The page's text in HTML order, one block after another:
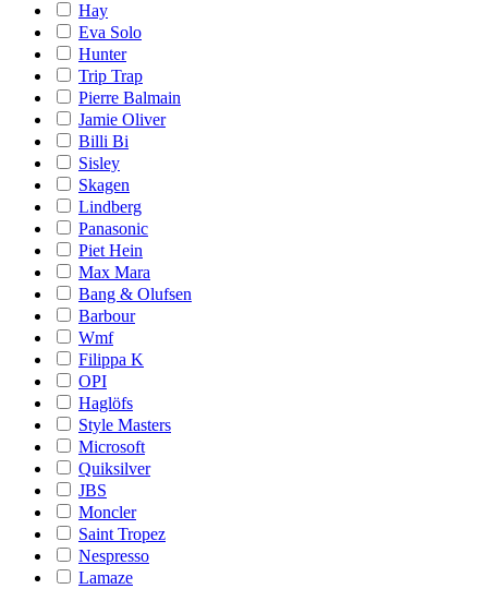
Hay
Eva Solo
Hunter
Trip Trap
Pierre Balmain
Jamie Oliver
Billi Bi
Sisley
Skagen
Lindberg
Panasonic
Piet Hein
Max Mara
Bang & Olufsen
Barbour
Wmf
Filippa K
OPI
Haglöfs
Style Masters
Microsoft
Quiksilver
JBS
Moncler
Saint Tropez
Nespresso
Lamaze